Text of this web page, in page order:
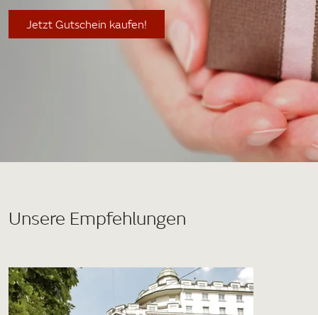
Jetzt Gutschein kaufen!
Unsere Empfehlungen